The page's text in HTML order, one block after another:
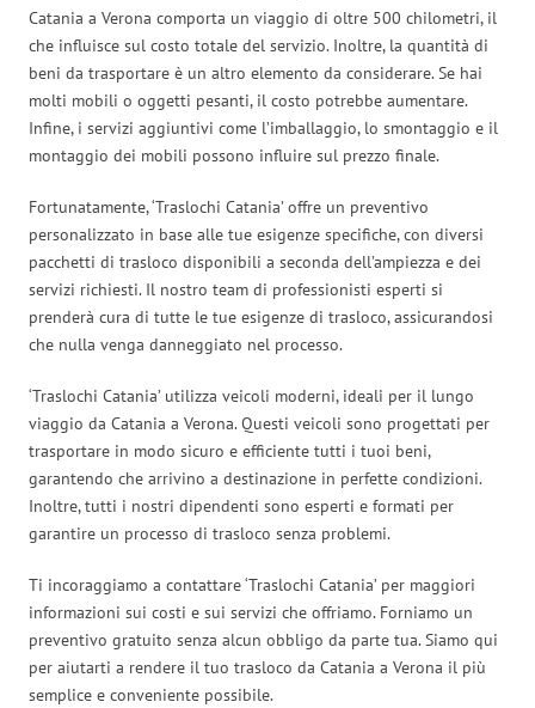
Catania a Verona comporta un viaggio di oltre 500 chilometri, il
che influisce sul costo totale del servizio. Inoltre, la quantità di
beni da trasportare è un altro elemento da considerare. Se hai
molti mobili o oggetti pesanti, il costo potrebbe aumentare.
Infine, i servizi aggiuntivi come l’imballaggio, lo smontaggio e il
montaggio dei mobili possono influire sul prezzo finale.
Fortunatamente, ‘Traslochi Catania’ offre un preventivo
personalizzato in base alle tue esigenze specifiche, con diversi
pacchetti di trasloco disponibili a seconda dell’ampiezza e dei
servizi richiesti. Il nostro team di professionisti esperti si
prenderà cura di tutte le tue esigenze di trasloco, assicurandosi
che nulla venga danneggiato nel processo.
‘Traslochi Catania’ utilizza veicoli moderni, ideali per il lungo
viaggio da Catania a Verona. Questi veicoli sono progettati per
trasportare in modo sicuro e efficiente tutti i tuoi beni,
garantendo che arrivino a destinazione in perfette condizioni.
Inoltre, tutti i nostri dipendenti sono esperti e formati per
garantire un processo di trasloco senza problemi.
Ti incoraggiamo a contattare ‘Traslochi Catania’ per maggiori
informazioni sui costi e sui servizi che offriamo. Forniamo un
preventivo gratuito senza alcun obbligo da parte tua. Siamo qui
per aiutarti a rendere il tuo trasloco da Catania a Verona il più
semplice e conveniente possibile.